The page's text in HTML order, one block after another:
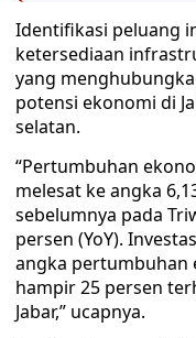
Identifikasi peluang
ketersediaan
yang
potensi ekonomi di
selatan.
“Pertumbuhan
melesat ke angka
sebelumnya pada
persen (YoY).
angka pertumbuhan
hampir 25 persen
Jabar,” ucapnya.